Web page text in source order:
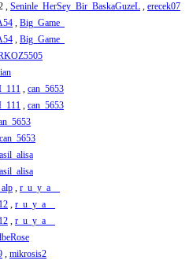
, Seninle_HerSey_Bir_BaskaGuzeL , erecek07
, Big_Game_
, Big_Game_
, can_5653
, can_5653
can_5653
asil_alisa
asil_alisa
, r_u_y_a__
, r_u_y_a__
, r_u_y_a__
, mikrosis2